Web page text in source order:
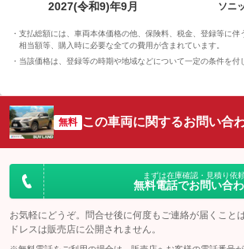
2027(令和9)年9月
ソニ
支払総額には、車両本体価格の他、保険料、税金、登録等に伴
相当額等、購入時に必要な全ての費用が含まれています。
当該価格は、登録等の時期や地域などについて一定の条件を付
無料 この車両に関するお問い合
まずは在庫確認・見積り依
無料電話でお問い合
お気軽にどうぞ。問合せ後に何度もご連絡が届くこと
ドレスは販売店に公開されません。